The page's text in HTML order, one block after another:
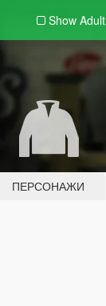
Show Adult
ПЕРСОНАЖИ